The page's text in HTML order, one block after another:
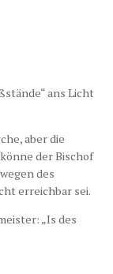
ans Licht
aber die
der Bischof
des
erreichbar sei.
„Is des